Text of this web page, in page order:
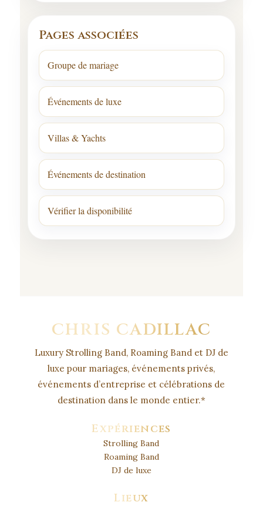
Pages associées
Groupe de mariage
Événements de luxe
Villas & Yachts
Événements de destination
Vérifier la disponibilité
CHRIS CADILLAC
Luxury Strolling Band, Roaming Band et DJ de
luxe pour mariages, événements privés,
événements d’entreprise et célébrations de
destination dans le monde entier.*
Expériences
Strolling Band
Roaming Band
DJ de luxe
Lieux